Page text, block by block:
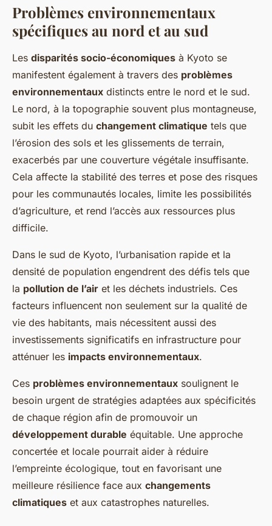
Problèmes environnementaux
spécifiques au nord et au sud
Les disparités socio-économiques à Kyoto se
manifestent également à travers des problèmes
environnementaux distincts entre le nord et le sud.
Le nord, à la topographie souvent plus montagneuse,
subit les effets du changement climatique tels que
l’érosion des sols et les glissements de terrain,
exacerbés par une couverture végétale insuffisante.
Cela affecte la stabilité des terres et pose des risques
pour les communautés locales, limite les possibilités
d’agriculture, et rend l’accès aux ressources plus
difficile.
Dans le sud de Kyoto, l’urbanisation rapide et la
densité de population engendrent des défis tels que
la pollution de l’air et les déchets industriels. Ces
facteurs influencent non seulement sur la qualité de
vie des habitants, mais nécessitent aussi des
investissements significatifs en infrastructure pour
atténuer les impacts environnementaux.
Ces problèmes environnementaux soulignent le
besoin urgent de stratégies adaptées aux spécificités
de chaque région afin de promouvoir un
développement durable équitable. Une approche
concertée et locale pourrait aider à réduire
l’empreinte écologique, tout en favorisant une
meilleure résilience face aux changements
climatiques et aux catastrophes naturelles.